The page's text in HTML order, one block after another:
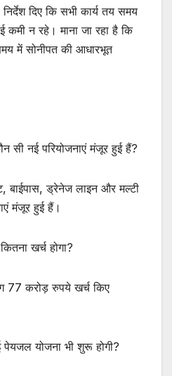
दिए कि सभी कार्य तय समय
कमी न रहे। माना जा रहा है कि
में सोनीपत की आधारभूत
सी नई परियोजनाएं मंजूर हुई हैं?
बाईपास, ड्रेनेज लाइन और मल्टी
मंजूर हुई हैं।
खर्च होगा?
77 करोड़ रुपये खर्च किए
पेयजल योजना भी शुरू होगी?